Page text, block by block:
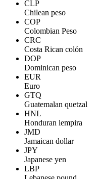
CLP
Chilean peso
COP
Colombian Peso
CRC
Costa Rican colón
DOP
Dominican peso
EUR
Euro
GTQ
Guatemalan quetzal
HNL
Honduran lempira
JMD
Jamaican dollar
JPY
Japanese yen
LBP